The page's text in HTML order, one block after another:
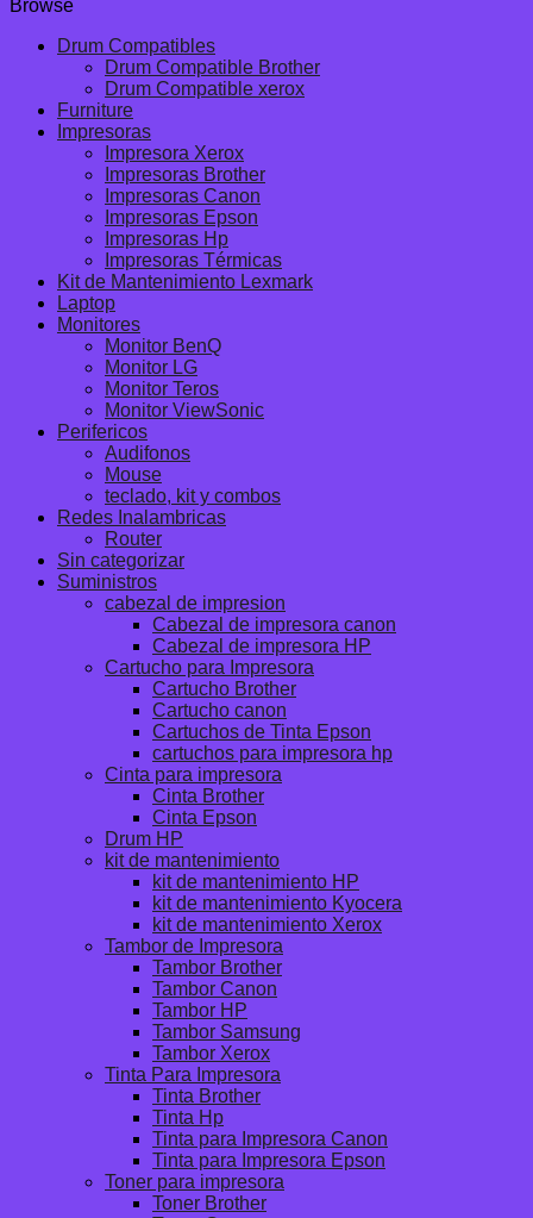
Browse
Drum Compatibles
Drum Compatible Brother
Drum Compatible xerox
Furniture
Impresoras
Impresora Xerox
Impresoras Brother
Impresoras Canon
Impresoras Epson
Impresoras Hp
Impresoras Térmicas
Kit de Mantenimiento Lexmark
Laptop
Monitores
Monitor BenQ
Monitor LG
Monitor Teros
Monitor ViewSonic
Perifericos
Audifonos
Mouse
teclado, kit y combos
Redes Inalambricas
Router
Sin categorizar
Suministros
cabezal de impresion
Cabezal de impresora canon
Cabezal de impresora HP
Cartucho para Impresora
Cartucho Brother
Cartucho canon
Cartuchos de Tinta Epson
cartuchos para impresora hp
Cinta para impresora
Cinta Brother
Cinta Epson
Drum HP
kit de mantenimiento
kit de mantenimiento HP
kit de mantenimiento Kyocera
kit de mantenimiento Xerox
Tambor de Impresora
Tambor Brother
Tambor Canon
Tambor HP
Tambor Samsung
Tambor Xerox
Tinta Para Impresora
Tinta Brother
Tinta Hp
Tinta para Impresora Canon
Tinta para Impresora Epson
Toner para impresora
Toner Brother